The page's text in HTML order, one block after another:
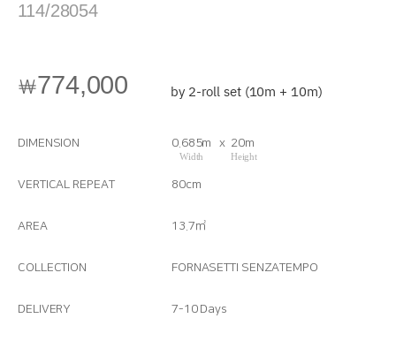
114/28054
￦774,000 by 2-roll set (10m + 10m)
DIMENSION 0.685m x 20m
VERTICAL REPEAT 80cm
AREA 13.7㎡
COLLECTION FORNASETTI SENZATEMPO
DELIVERY 7-10 Days